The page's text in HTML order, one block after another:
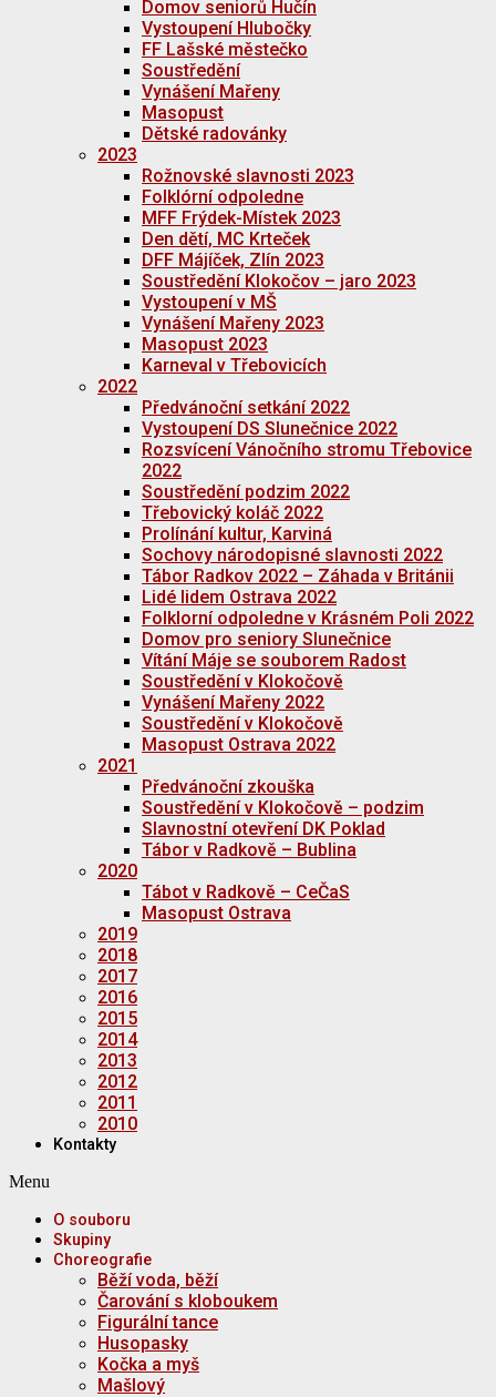
Domov seniorů Hučín
Vystoupení Hlubočky
FF Lašské městečko
Soustředění
Vynášení Mařeny
Masopust
Dětské radovánky
2023
Rožnovské slavnosti 2023
Folklórní odpoledne
MFF Frýdek-Místek 2023
Den dětí, MC Krteček
DFF Májíček, Zlín 2023
Soustředění Klokočov – jaro 2023
Vystoupení v MŠ
Vynášení Mařeny 2023
Masopust 2023
Karneval v Třebovicích
2022
Předvánoční setkání 2022
Vystoupení DS Slunečnice 2022
Rozsvícení Vánočního stromu Třebovice
2022
Soustředění podzim 2022
Třebovický koláč 2022
Prolínání kultur, Karviná
Sochovy národopisné slavnosti 2022
Tábor Radkov 2022 – Záhada v Británii
Lidé lidem Ostrava 2022
Folklorní odpoledne v Krásném Poli 2022
Domov pro seniory Slunečnice
Vítání Máje se souborem Radost
Soustředění v Klokočově
Vynášení Mařeny 2022
Soustředění v Klokočově
Masopust Ostrava 2022
2021
Předvánoční zkouška
Soustředění v Klokočově – podzim
Slavnostní otevření DK Poklad
Tábor v Radkově – Bublina
2020
Tábot v Radkově – CeČaS
Masopust Ostrava
2019
2018
2017
2016
2015
2014
2013
2012
2011
2010
Kontakty
Menu
O souboru
Skupiny
Choreografie
Běží voda, běží
Čarování s kloboukem
Figurální tance
Husopasky
Kočka a myš
Mašlový